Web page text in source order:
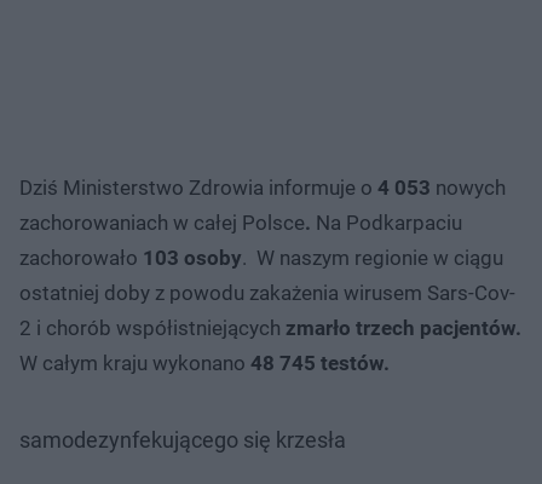
Dziś Ministerstwo Zdrowia informuje o 4 053 nowych
zachorowaniach w całej Polsce. Na Podkarpaciu
zachorowało 103 osoby. W naszym regionie w ciągu
ostatniej doby z powodu zakażenia wirusem Sars-Cov-
2 i chorób współistniejących zmarło trzech pacjentów.
W całym kraju wykonano 48 745 testów.
samodezynfekującego się krzesła